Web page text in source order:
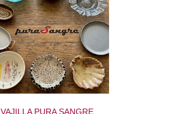
VAJILLA PURA SANGRE